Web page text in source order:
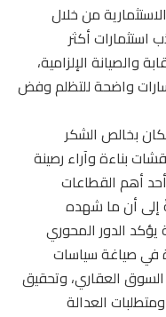
من خلال
استثمارات أكثر
والصيانة الإلزامية،
واضحة للتظلم وفض
بخالص الشكر
بناءة وآراء رصينة
أهم القطاعات
إلى أن ما شهده
الدور المحوري
في صياغة سياسات
العقاري، وتحقيق
ومتطلبات العدالة